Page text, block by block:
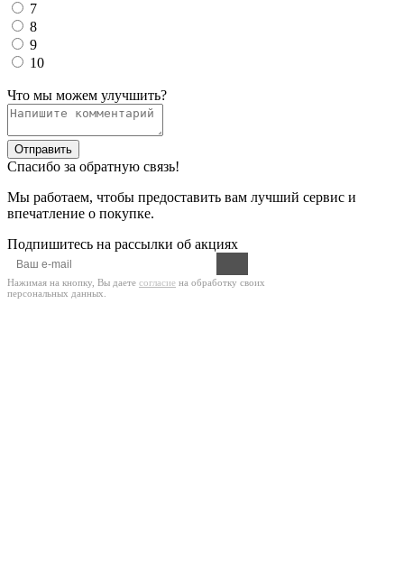
7
8
9
10
Что мы можем улучшить?
Отправить
Спасибо за обратную связь!
Мы работаем, чтобы предоставить вам лучший сервис и
впечатление о покупке.
Подпишитесь на рассылки об акциях
Нажимая на кнопку, Вы даете согласие на обработку своих
персональных данных.